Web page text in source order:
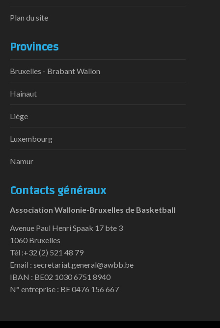
Plan du site
Provinces
Bruxelles - Brabant Wallon
Hainaut
Liège
Luxembourg
Namur
Contacts généraux
Association Wallonie-Bruxelles de Basketball
Avenue Paul Henri Spaak 17 bte 3
1060 Bruxelles
Tél :+32 (2) 521 48 79
Email : secretariat.general@awbb.be
IBAN : BE02 1030 6751 8940
N° entreprise : BE 0476 156 667